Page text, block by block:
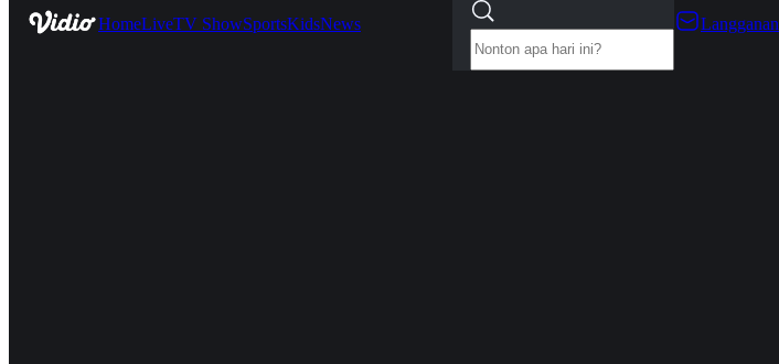
HomeLiveTV ShowSportsKidsNews
Langganan